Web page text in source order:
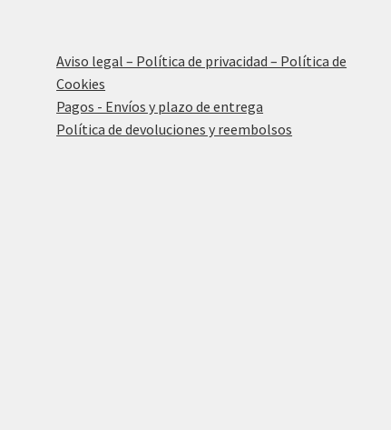
Aviso legal – Política de privacidad – Política de
Cookies
Pagos - Envíos y plazo de entrega
Política de devoluciones y reembolsos